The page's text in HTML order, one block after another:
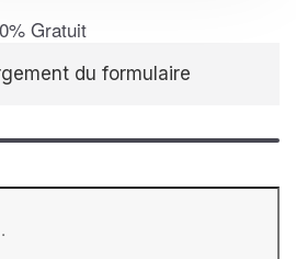
Gratuit
du formulaire